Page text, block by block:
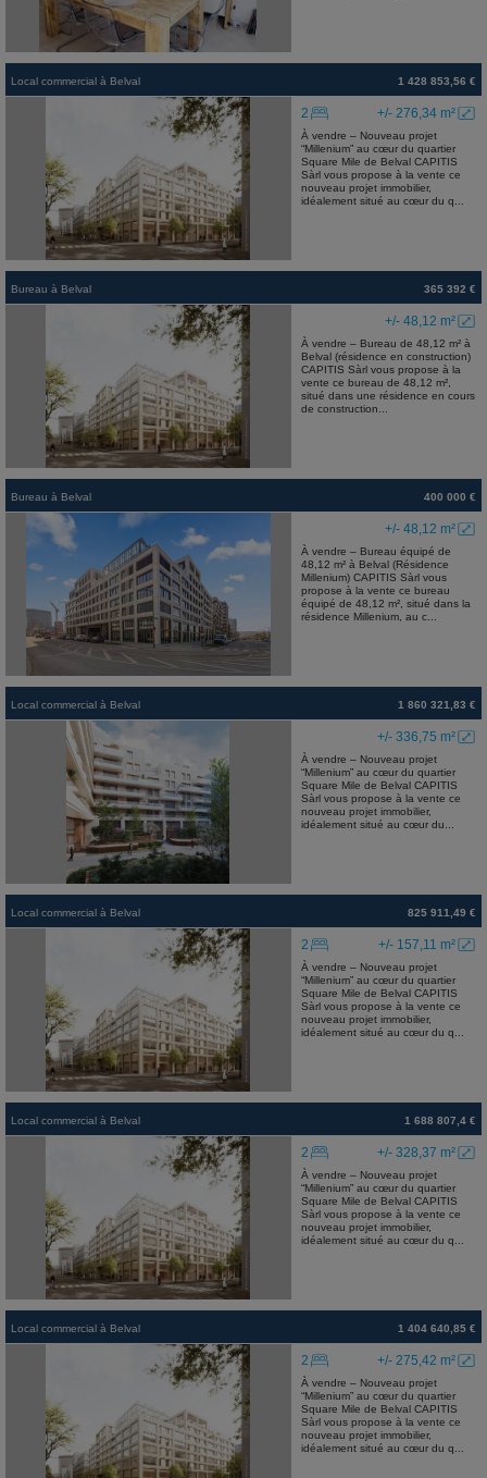
Local commercial à Belval 1 428 853,56 €
+/- 276,34 m²
2
À vendre – Nouveau projet
“Millenium” au cœur du quartier
Square Mile de Belval CAPITIS
Sàrl vous propose à la vente ce
nouveau projet immobilier,
idéalement situé au cœur du q...
Bureau à Belval 365 392 €
+/- 48,12 m²
À vendre – Bureau de 48,12 m² à
Belval (résidence en construction)
CAPITIS Sàrl vous propose à la
vente ce bureau de 48,12 m²,
situé dans une résidence en cours
de construction...
Bureau à Belval 400 000 €
+/- 48,12 m²
À vendre – Bureau équipé de
48,12 m² à Belval (Résidence
Millenium) CAPITIS Sàrl vous
propose à la vente ce bureau
équipé de 48,12 m², situé dans la
résidence Millenium, au c...
Local commercial à Belval 1 860 321,83 €
+/- 336,75 m²
À vendre – Nouveau projet
“Millenium” au cœur du quartier
Square Mile de Belval CAPITIS
Sàrl vous propose à la vente ce
nouveau projet immobilier,
idéalement situé au cœur du...
Local commercial à Belval 825 911,49 €
+/- 157,11 m²
2
À vendre – Nouveau projet
“Millenium” au cœur du quartier
Square Mile de Belval CAPITIS
Sàrl vous propose à la vente ce
nouveau projet immobilier,
idéalement situé au cœur du q...
Local commercial à Belval 1 688 807,4 €
+/- 328,37 m²
2
À vendre – Nouveau projet
“Millenium” au cœur du quartier
Square Mile de Belval CAPITIS
Sàrl vous propose à la vente ce
nouveau projet immobilier,
idéalement situé au cœur du q...
Local commercial à Belval 1 404 640,85 €
+/- 275,42 m²
2
À vendre – Nouveau projet
“Millenium” au cœur du quartier
Square Mile de Belval CAPITIS
Sàrl vous propose à la vente ce
nouveau projet immobilier,
idéalement situé au cœur du q...